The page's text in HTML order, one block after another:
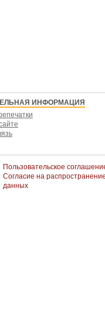
ИНФОРМАЦИЯ
Пользовательское
Согласие на
данных